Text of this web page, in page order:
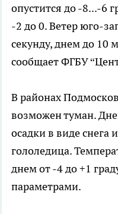
опустится до -8...-6
-2 до 0. Ветер юго-
секунду, днем до 10
сообщает ФГБУ
В районах
возможен туман.
осадки в виде снега
гололедица.
днем от -4 до +1
параметрами.